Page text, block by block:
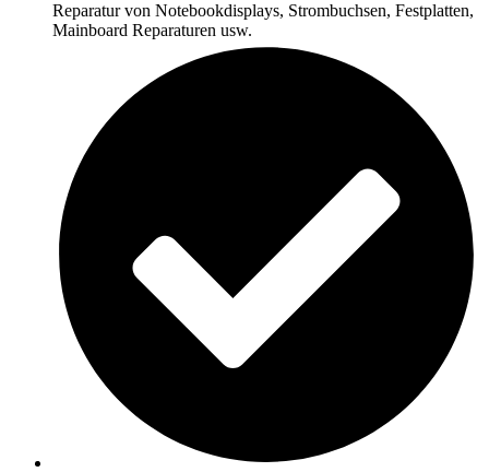
Reparatur von Notebookdisplays, Strombuchsen, Festplatten,
Mainboard Reparaturen usw.